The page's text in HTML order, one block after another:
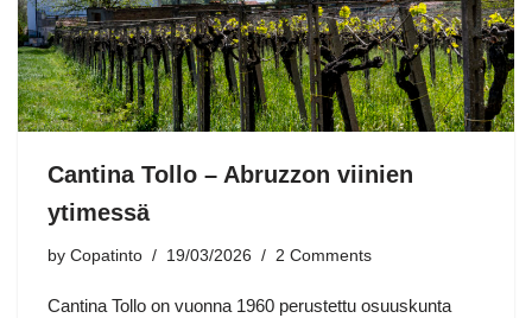
Cantina Tollo – Abruzzon viinien
ytimessä
by Copatinto 19/03/2026 2 Comments
Cantina Tollo on vuonna 1960 perustettu osuuskunta